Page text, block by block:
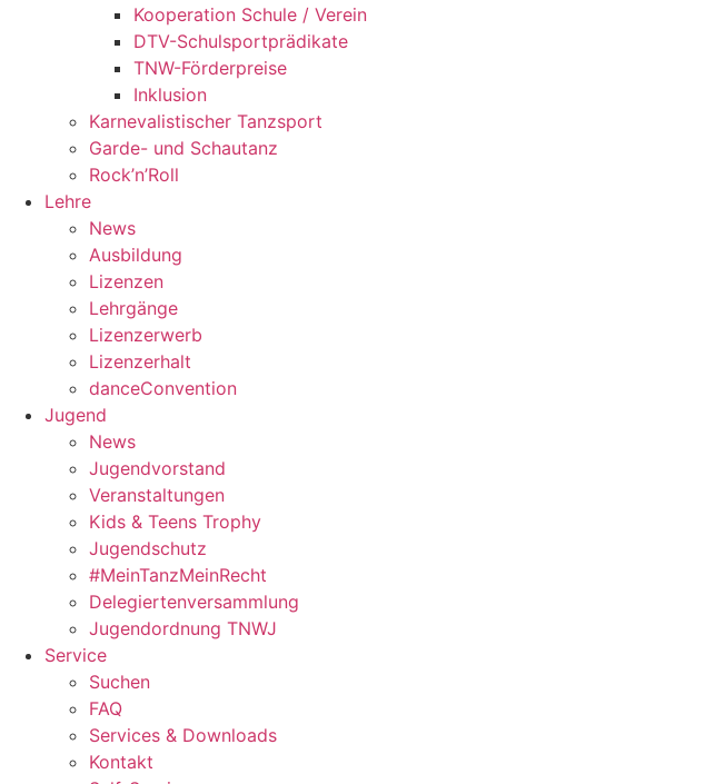
Kooperation Schule / Verein
DTV-Schulsportprädikate
TNW-Förderpreise
Inklusion
Karnevalistischer Tanzsport
Garde- und Schautanz
Rock’n’Roll
Lehre
News
Ausbildung
Lizenzen
Lehrgänge
Lizenzerwerb
Lizenzerhalt
danceConvention
Jugend
News
Jugendvorstand
Veranstaltungen
Kids & Teens Trophy
Jugendschutz
#MeinTanzMeinRecht
Delegiertenversammlung
Jugendordnung TNWJ
Service
Suchen
FAQ
Services & Downloads
Kontakt